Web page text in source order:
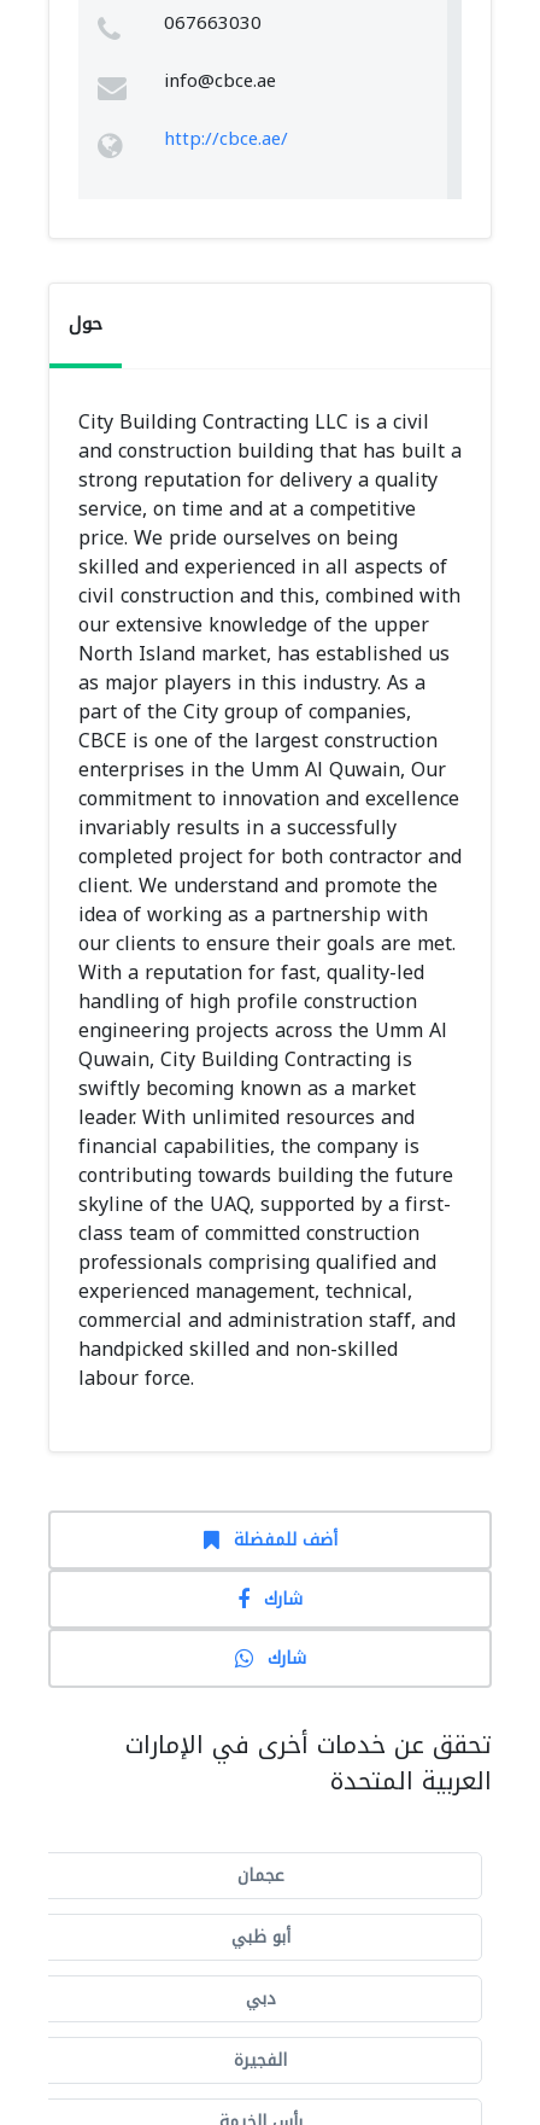
067663030
info@cbce.ae
http://cbce.ae/
حول
City Building Contracting LLC is a civil
and construction building that has built a
strong reputation for delivery a quality
service, on time and at a competitive
price. We pride ourselves on being
skilled and experienced in all aspects of
civil construction and this, combined with
our extensive knowledge of the upper
North Island market, has established us
as major players in this industry. As a
part of the City group of companies,
CBCE is one of the largest construction
enterprises in the Umm Al Quwain, Our
commitment to innovation and excellence
invariably results in a successfully
completed project for both contractor and
client. We understand and promote the
idea of working as a partnership with
our clients to ensure their goals are met.
With a reputation for fast, quality-led
handling of high profile construction
engineering projects across the Umm Al
Quwain, City Building Contracting is
swiftly becoming known as a market
leader. With unlimited resources and
financial capabilities, the company is
contributing towards building the future
skyline of the UAQ, supported by a first-
class team of committed construction
professionals comprising qualified and
experienced management, technical,
commercial and administration staff, and
handpicked skilled and non-skilled
labour force.
أضف للمفضلة
شارك
شارك
تحقق عن خدمات أخرى في الإمارات
العربية المتحدة
عجمان
أبو ظبي
دبي
الفجيرة